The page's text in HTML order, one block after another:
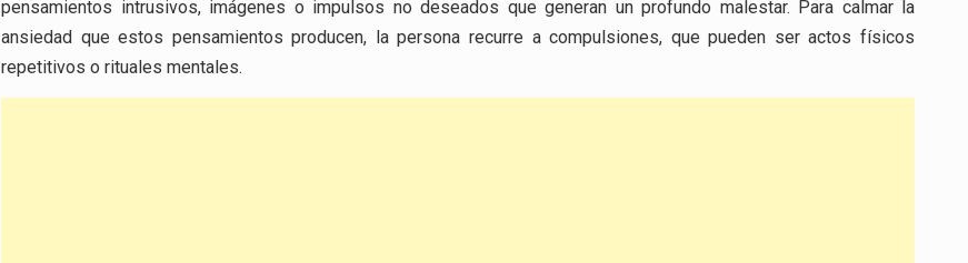
pensamientos intrusivos, imágenes o impulsos no deseados que generan un profundo malestar. Para calmar la
ansiedad que estos pensamientos producen, la persona recurre a compulsiones, que pueden ser actos físicos
repetitivos o rituales mentales.